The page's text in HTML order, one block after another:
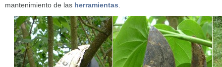
mantenimiento de las herramientas